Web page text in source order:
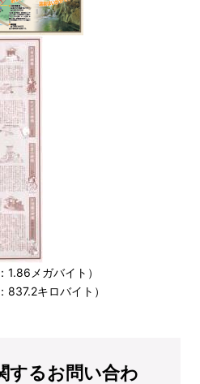
1.86メガバイト）
837.2キロバイト）
するお問い合わ